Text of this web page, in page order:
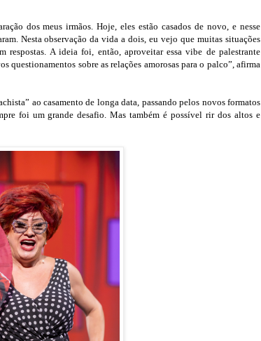
dos meus irmãos. Hoje, eles estão casados de novo, e nesse
Nesta observação da vida a dois, eu vejo que muitas situações
respostas. A ideia foi, então, aproveitar essa vibe de palestrante
questionamentos sobre as relações amorosas para o palco”, afirma
ao casamento de longa data, passando pelos novos formatos
foi um grande desafio. Mas também é possível rir dos altos e